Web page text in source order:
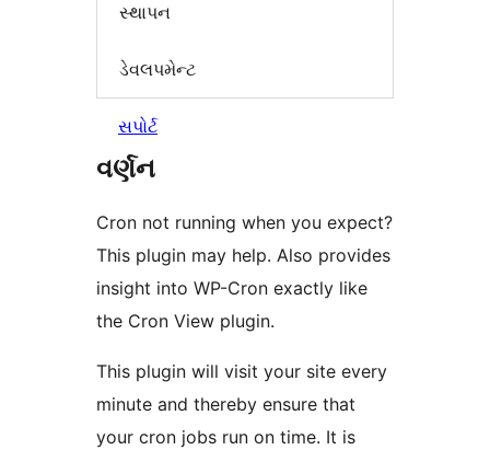
સ્થાપન
ડેવલપમેન્ટ
સપોર્ટ
વર્ણન
Cron not running when you expect?
This plugin may help. Also provides
insight into WP-Cron exactly like
the Cron View plugin.
This plugin will visit your site every
minute and thereby ensure that
your cron jobs run on time. It is